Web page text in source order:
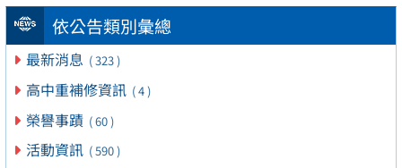
依公告類別彙總
最新消息 ( 323 )
高中重補修資訊 ( 4 )
榮譽事蹟 ( 60 )
活動資訊 ( 590 )